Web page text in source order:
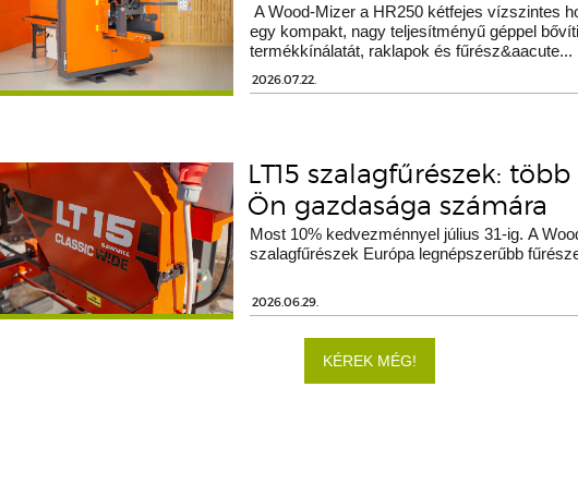
A Wood-Mizer a HR250 kétfejes vízszintes
egy kompakt, nagy teljesítményű géppel
termékkínálatát, raklapok és fűrész&aacute...
2026.07.22.
LT15 szalagfűrészek:
Ön gazdasága számára
Most 10% kedvezménnyel július 31-ig. A
szalagfűrészek Európa legnépszerűbb
2026.06.29.
KÉREK MÉG!